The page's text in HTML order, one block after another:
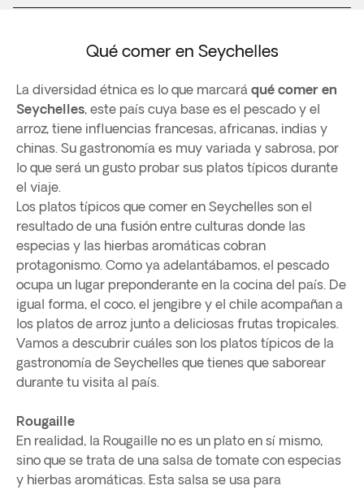
Qué comer en Seychelles
La diversidad étnica es lo que marcará qué comer en
Seychelles, este país cuya base es el pescado y el
arroz, tiene influencias francesas, africanas, indias y
chinas. Su gastronomía es muy variada y sabrosa, por
lo que será un gusto probar sus platos típicos durante
el viaje.
Los platos típicos que comer en Seychelles son el
resultado de una fusión entre culturas donde las
especias y las hierbas aromáticas cobran
protagonismo. Como ya adelantábamos, el pescado
ocupa un lugar preponderante en la cocina del país. De
igual forma, el coco, el jengibre y el chile acompañan a
los platos de arroz junto a deliciosas frutas tropicales.
Vamos a descubrir cuáles son los platos típicos de la
gastronomía de Seychelles que tienes que saborear
durante tu visita al país.
Rougaille
En realidad, la Rougaille no es un plato en sí mismo,
sino que se trata de una salsa de tomate con especias
y hierbas aromáticas. Esta salsa se usa para